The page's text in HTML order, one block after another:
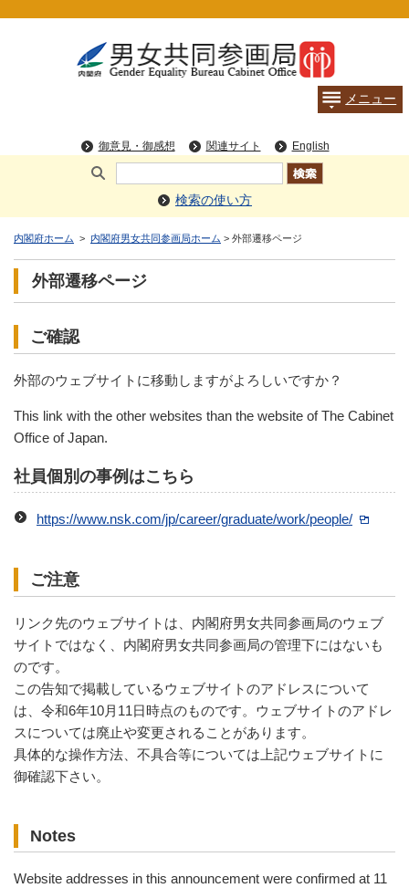
検索の使い方
内閣府ホーム > 内閣府男女共同参画局ホーム > 外部遷移ページ
外部遷移ページ
ご確認
外部のウェブサイトに移動しますがよろしいですか？
This link with the other websites than the website of The Cabinet
Office of Japan.
社員個別の事例はこちら
https://www.nsk.com/jp/career/graduate/work/people/
ご注意
リンク先のウェブサイトは、内閣府男女共同参画局のウェブ
サイトではなく、内閣府男女共同参画局の管理下にはないも
のです。
この告知で掲載しているウェブサイトのアドレスについて
は、令和6年10月11日時点のものです。ウェブサイトのアドレ
スについては廃止や変更されることがあります。
具体的な操作方法、不具合等については上記ウェブサイトに
御確認下さい。
Notes
Website addresses in this announcement were confirmed at 11